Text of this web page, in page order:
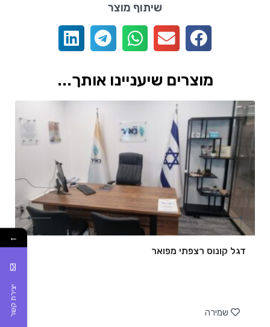
שיתוף מוצר
מוצרים שיעניינו אותך...
דגל קונוס רצפתי מפואר
שמירה
←
יצירת קשר